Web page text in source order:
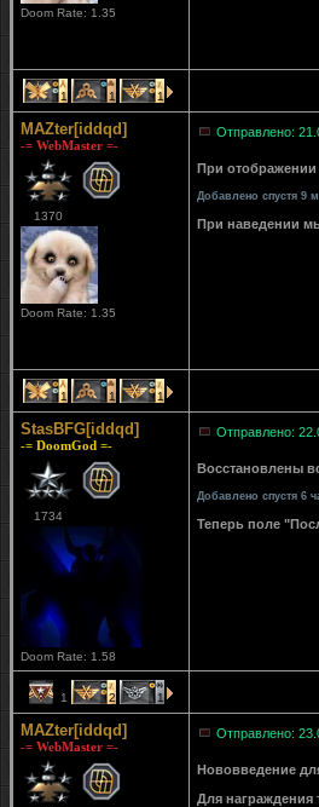
Doom Rate: 1.35
1 1 1
MAZter[iddqd]
-= WebMaster =-
1370
Doom Rate: 1.35
Отправлено:
При отображении
Добавлено спустя 9
При наведении
1 1 1
StasBFG[iddqd]
-= DoomGod =-
1734
Doom Rate: 1.58
Отправлено:
Восстановлены
Добавлено спустя 6
Теперь поле
1 2 1
MAZter[iddqd]
-= WebMaster =-
Отправлено:
Нововведение
Для награждения